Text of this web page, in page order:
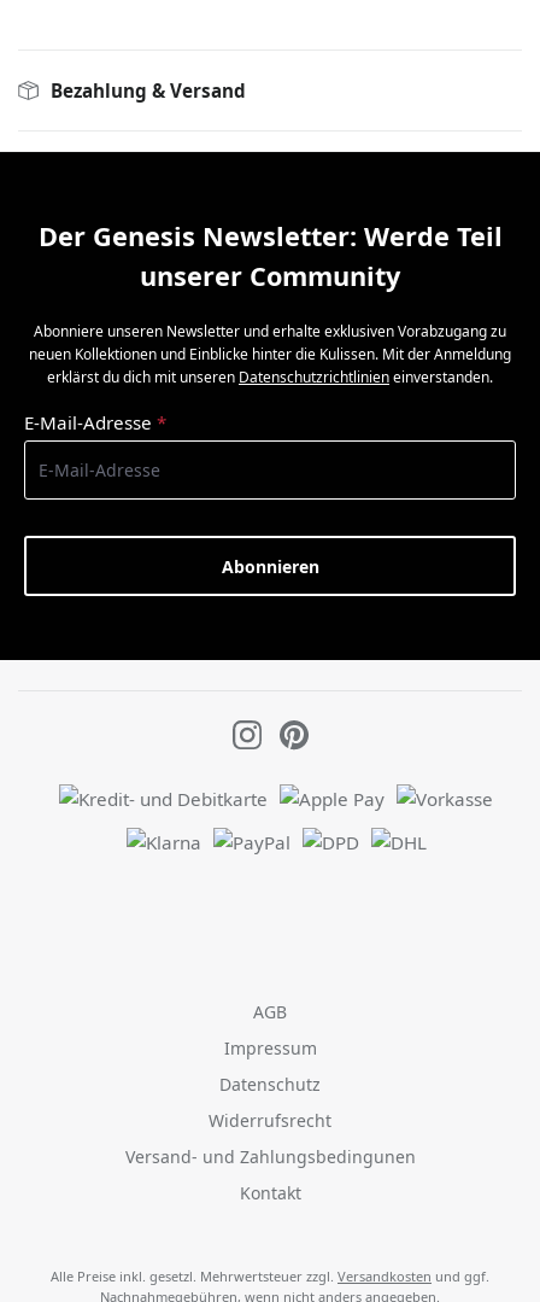
Bezahlung & Versand
Der Genesis Newsletter: Werde Teil
unserer Community
Abonniere unseren Newsletter und erhalte exklusiven Vorabzugang zu
neuen Kollektionen und Einblicke hinter die Kulissen. Mit der Anmeldung
erklärst du dich mit unseren Datenschutzrichtlinieneinverstanden.
E-Mail-Adresse *
Abonnieren
AGB
Impressum
Datenschutz
Widerrufsrecht
Versand- und Zahlungsbedingunen
Kontakt
Alle Preise inkl. gesetzl. Mehrwertsteuer zzgl. Versandkosten und ggf.
Nachnahmegebühren, wenn nicht anders angegeben.